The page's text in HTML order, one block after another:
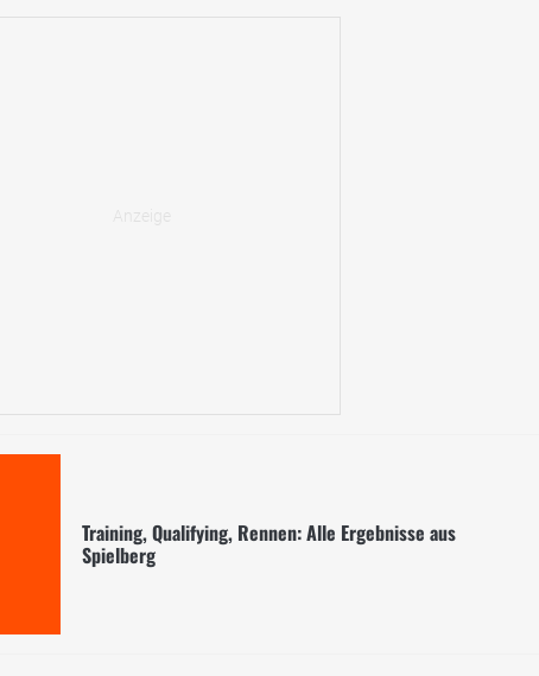
Training, Qualifying, Rennen: Alle Ergebnisse aus
Spielberg